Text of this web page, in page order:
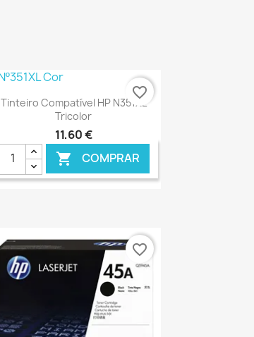
Ver+
Tinteiro Compatível HP N351XL
Tricolor
11,60 €
 COMPRAR
favorite_border
favorite_border